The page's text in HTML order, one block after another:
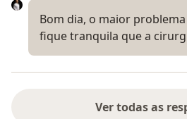
Bom dia, o maior
fique tranquila que a
Ver todas as